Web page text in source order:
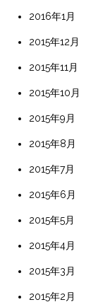
2016年1月
2015年12月
2015年11月
2015年10月
2015年9月
2015年8月
2015年7月
2015年6月
2015年5月
2015年4月
2015年3月
2015年2月